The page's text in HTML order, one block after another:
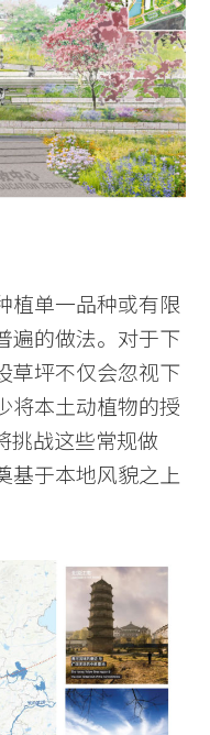
植单一品种或有限
遍的做法。对于下
草坪不仅会忽视下
将本土动植物的授
挑战这些常规做
基于本地风貌之上